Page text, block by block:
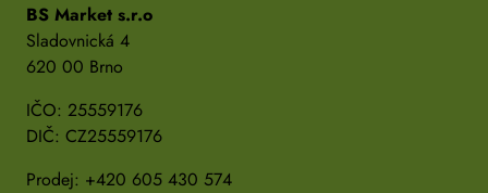
BS Market s.r.o
Sladovnická 4
620 00 Brno
IČO: 25559176
DIČ: CZ25559176
Prodej: +420 605 430 574